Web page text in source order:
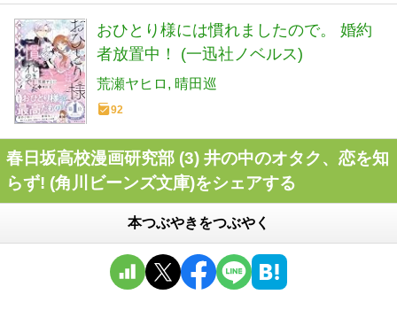
おひとり様には慣れましたので。 婚約
者放置中！ (一迅社ノベルス)
荒瀬ヤヒロ 晴田巡
92
春日坂高校漫画研究部 (3) 井の中のオタク、恋を知
らず! (角川ビーンズ文庫)をシェアする
本つぶやきをつぶやく